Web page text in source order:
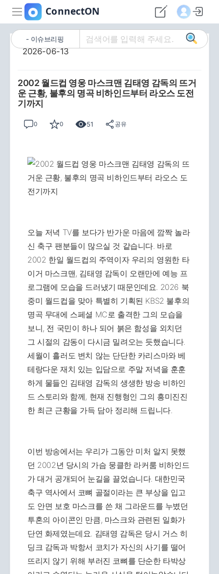
이슈브리핑
2026-06-13
2002 월드컵 영웅 마스크맨 김태영 감독의 뜨거
운 근황, 불후의 명곡 비하인드부터 라오스 도전
기까지
0 0 51 공유
오늘 저녁 TV를 보다가 반가운 마음에 깜짝 놀라
신 축구 팬분들이 많으실 것 같습니다. 바로
2002 한일 월드컵의 주역이자 우리의 영원한 타
이거 마스크맨, 김태영 감독이 오랜만에 예능 프
로그램에 모습을 드러냈기 때문인데요. 2026 북
중미 월드컵을 맞아 특별히 기획된 KBS2 불후의
명곡 무대에 스페셜 MC로 출격한 그의 모습을
보니, 전 국민이 하나 되어 붉은 함성을 외치던
그 시절의 감동이 다시금 밀려오는 듯했습니다.
세월이 흘러도 변치 않는 단단한 카리스마와 베
테랑다운 재치 있는 입담으로 주말 저녁을 훈훈
하게 물들인 김태영 감독의 생생한 방송 비하인
드 스토리와 함께, 현재 진행형인 그의 흥미진진
한 최근 근황을 가득 담아 정리해 드립니다.
이번 방송에서는 우리가 그동안 미처 알지 못했
던 2002년 당시의 가슴 뭉클한 라커룸 비하인드
가 대거 공개되어 눈길을 끌었습니다. 대한민국
축구 역사에서 코뼈 골절이라는 큰 부상을 입고
도 안면 보호 마스크를 쓴 채 그라운드를 누볐던
투혼의 아이콘인 만큼, 마스크와 관련된 일화가
단연 화제였는데요. 김태영 감독은 당시 거스 히
딩크 감독과 박항서 코치가 자신의 사기를 떨어
뜨리지 않기 위해 부러진 코뼈를 단순한 타박상